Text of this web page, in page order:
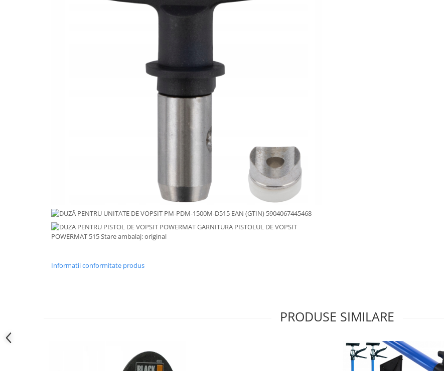
Informatii conformitate produs
PRODUSE SIMILARE